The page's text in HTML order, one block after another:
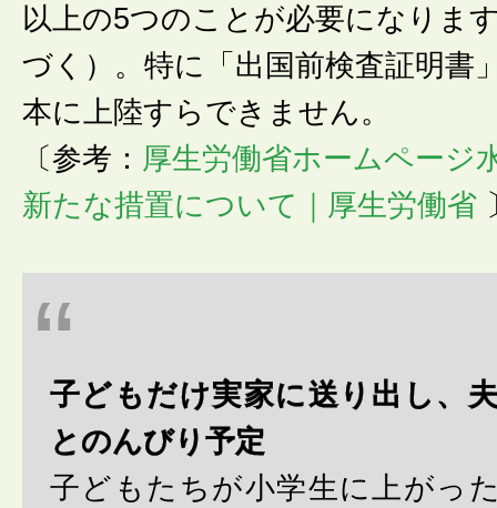
以上の5つのことが必要になりま
づく）。特に「出国前検査証明書
本に上陸すらできません。
〔参考： 厚生労働省ホームページ
新たな措置について｜厚生労働省
子どもだけ実家に送り出し、
とのんびり予定
子どもたちが小学生に上がっ